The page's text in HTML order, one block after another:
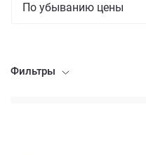
По убыванию цены
Фильтры